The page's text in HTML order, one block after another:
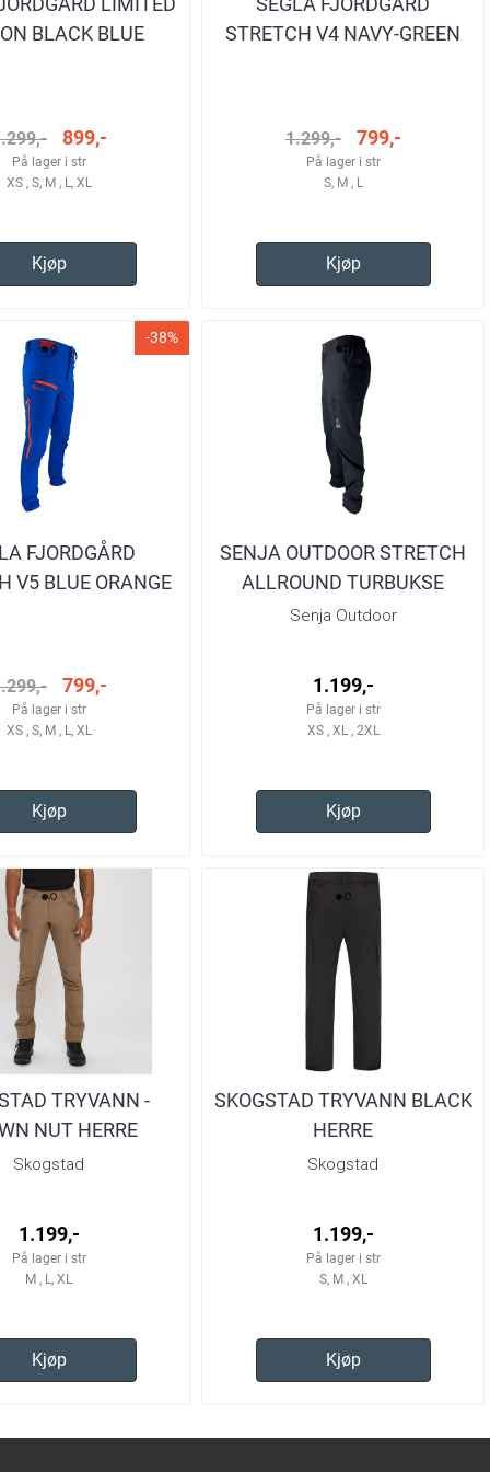
BLACK BLUE
899,-
På lager i str
XS , S, M , L, XL
Kjøp
STRETCH V4 NAVY-GREEN
1.299,- 799,-
På lager i str
S, M , L
Kjøp
-38%
FJORDGÅRD
V5 BLUE ORANGE
799,-
På lager i str
XS , S, M , L, XL
Kjøp
SENJA OUTDOOR STRETCH
ALLROUND TURBUKSE
HERRE
Senja Outdoor
1.199,-
På lager i str
XS , XL , 2XL
Kjøp
TRYVANN -
NUT HERRE
Skogstad
1.199,-
På lager i str
M , L, XL
Kjøp
SKOGSTAD TRYVANN BLACK
HERRE
Skogstad
1.199,-
På lager i str
S, M , XL
Kjøp